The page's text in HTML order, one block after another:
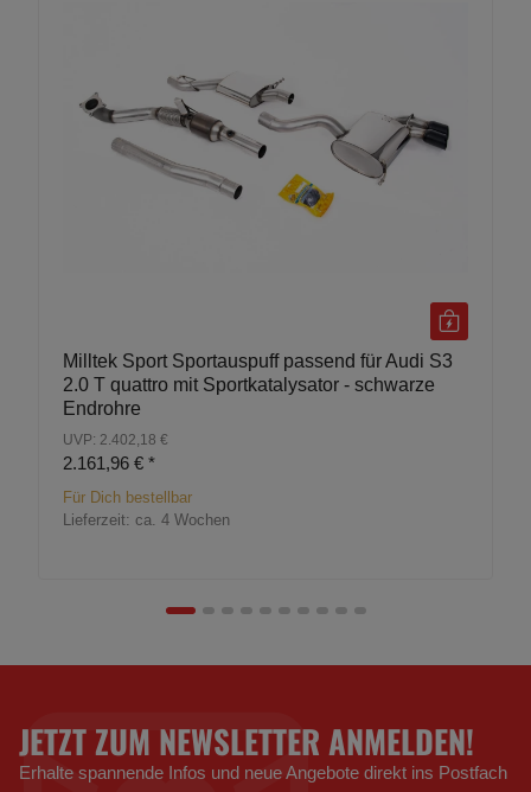
Milltek Sport Sportauspuff passend für Audi S3
2.0 T quattro mit Sportkatalysator - schwarze
Endrohre
UVP: 2.402,18 €
2.161,96 € *
Für Dich bestellbar
Lieferzeit: ca. 4 Wochen
JETZT ZUM NEWSLETTER ANMELDEN!
Erhalte spannende Infos und neue Angebote direkt ins Postfach